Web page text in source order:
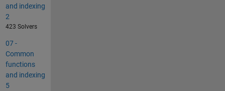
and indexing
2
423 Solvers
07 -
Common
functions
and indexing
5